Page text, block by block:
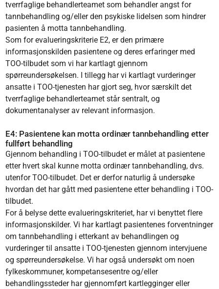
tverrfaglige behandlerteamet som behandler angst for
tannbehandling og/eller den psykiske lidelsen som hindrer
pasienten å motta tannbehandling.
Som for evalueringskriterie E2, er den primære
informasjonskilden pasientene og deres erfaringer med
TOO-tilbudet som vi har kartlagt gjennom
spørreundersøkelsen. I tillegg har vi kartlagt vurderinger
ansatte i TOO-tjenesten har gjort seg, hvor særskilt det
tverrfaglige behandlerteamet står sentralt, og
dokumentanalyser av relevant informasjon.
E4: Pasientene kan motta ordinær tannbehandling etter
fullført behandling
Gjennom behandling i TOO-tilbudet er målet at pasientene
etter hvert skal kunne motta ordinær tannbehandling, dvs.
utenfor TOO-tilbudet. Det er derfor naturlig å undersøke
hvordan det har gått med pasientene etter behandling i TOO-
tilbudet.
For å belyse dette evalueringskriteriet, har vi benyttet flere
informasjonskilder. Vi har kartlagt pasientenes forventninger
om tannbehandling i etterkant av behandlingen og
vurderinger til ansatte i TOO-tjenesten gjennom intervjuene
og spørreundersøkelse. Vi har også undersøkt om noen
fylkeskommuner, kompetansesentre og/eller
behandlingssteder har gjennomført kartlegginger eller